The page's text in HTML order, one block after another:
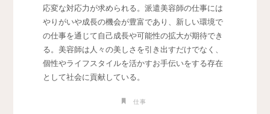
応変な対応力が求められる。派遣美容師の仕事には
やりがいや成長の機会が豊富であり、新しい環境で
の仕事を通じて自己成長や可能性の拡大が期待でき
る。美容師は人々の美しさを引き出すだけでなく、
個性やライフスタイルを活かすお手伝いをする存在
として社会に貢献している。
仕事